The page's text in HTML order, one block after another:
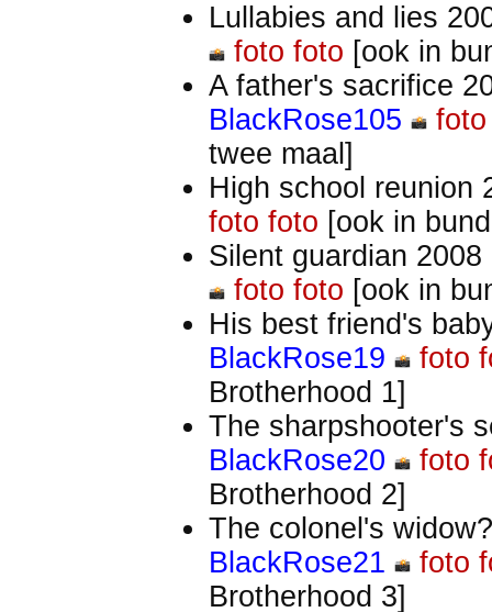
Lullabies and lies
foto foto [ook in
A father's sacrifice
BlackRose105
foto
twee maal]
High school reunion
foto foto [ook in
Silent guardian
foto foto [ook in
His best friend's
BlackRose19
foto
Brotherhood 1]
The sharpshooter's
BlackRose20
foto
Brotherhood 2]
The colonel's
BlackRose21
foto
Brotherhood 3]